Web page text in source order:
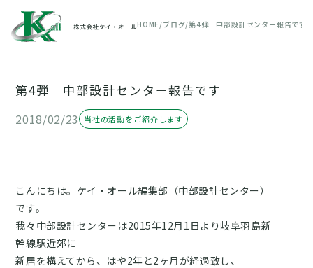
HOME ブログ 第4弾 中部設計センター報告です
第4弾 中部設計センター報告です
2018/02/23 当社の活動をご紹介します
こんにちは。ケイ・オール編集部（中部設計センター）
です。
我々中部設計センターは2015年12月1日より岐阜羽島新
幹線駅近郊に
新居を構えてから、はや2年と2ヶ月が経過致し、